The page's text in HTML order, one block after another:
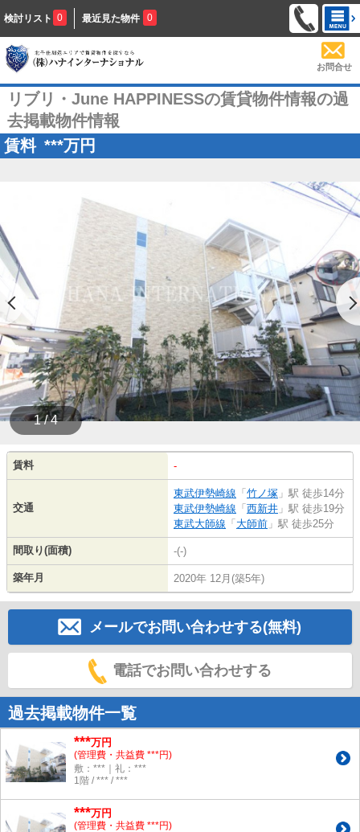
検討リスト 0 最近見た物件 0
お問合せ
リブリ・June HAPPINESSの賃貸物件情報の過
去掲載物件情報
賃料 ***万円
1 / 4
賃料 -
交通
東武伊勢崎線 「竹ノ塚 」駅 徒歩14分
東武伊勢崎線 「西新井 」駅 徒歩19分
東武大師線 「大師前 」駅 徒歩25分
間取り(面積) -(-)
築年月 2020年 12月(築5年)
メールでお問い合わせする(無料)
電話でお問い合わせする
過去掲載物件一覧
***万円
(管理費・共益費 ***円)
敷：***｜礼：***
1階 / *** / ***
***万円
(管理費・共益費 ***円)